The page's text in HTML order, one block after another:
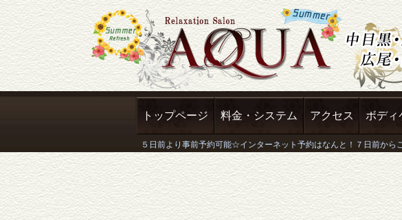
トップページ 料金・システム アクセス ボディ